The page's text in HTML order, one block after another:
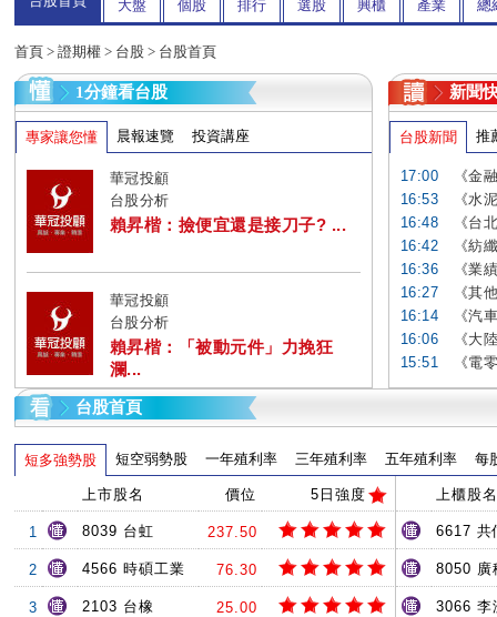
大盤 個股 排行 選股 興櫃 產業 總
首頁 > 證期權 > 台股 > 台股首頁
1分鐘看台股
專家讓您懂 晨報速覽 投資講座
華冠投顧
台股分析
賴昇楷：撿便宜還是接刀子? ...
華冠投顧
台股分析
賴昇楷：「被動元件」力挽狂
瀾...
新聞
台股新聞 推
17:00
《金
16:53
《水
16:48
《台
16:42
《紡
16:36
《業
16:27
《其
16:14
《汽
16:06
《大
15:51
《電
台股首頁
短多強勢股 短空弱勢股 一年殖利率 三年殖利率 五年殖利率 每
上市股名 價位 5日強度
1 8039 台虹 237.50
2 4566 時碩工業 76.30
3 2103 台橡 25.00
上櫃股名
6617 共
8050 廣
3066 李